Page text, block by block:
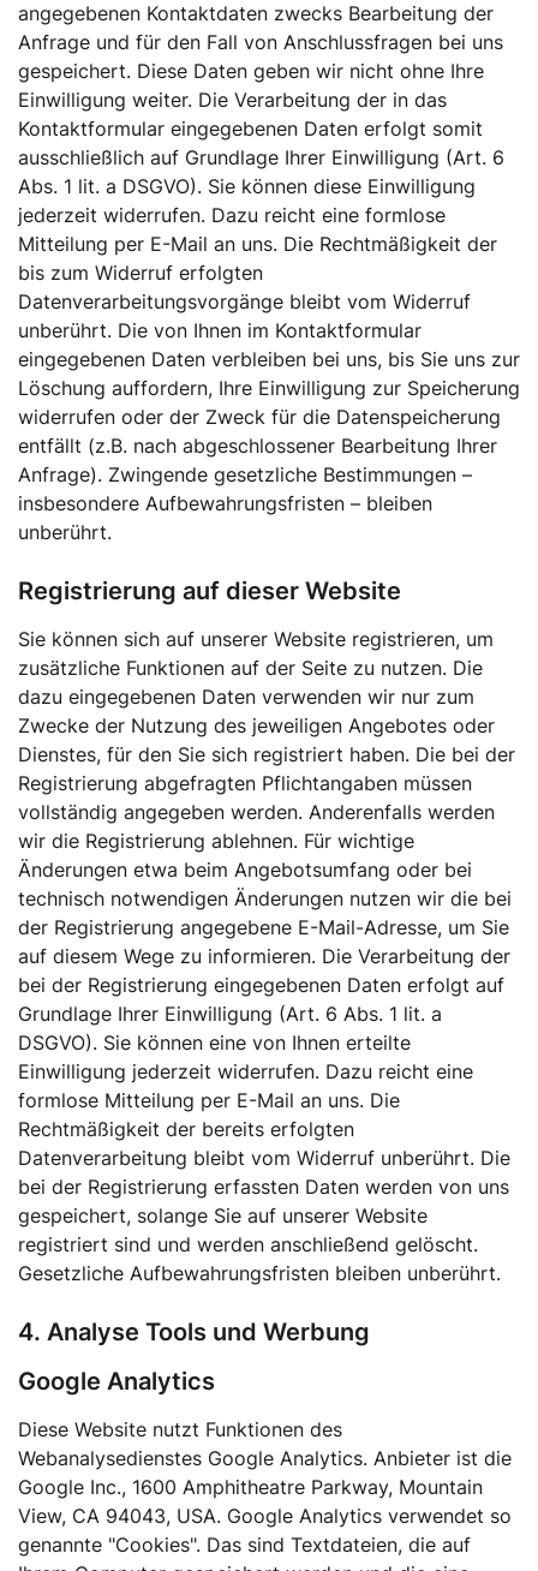
angegebenen Kontaktdaten zwecks Bearbeitung der
Anfrage und für den Fall von Anschlussfragen bei uns
gespeichert. Diese Daten geben wir nicht ohne Ihre
Einwilligung weiter. Die Verarbeitung der in das
Kontaktformular eingegebenen Daten erfolgt somit
ausschließlich auf Grundlage Ihrer Einwilligung (Art. 6
Abs. 1 lit. a DSGVO). Sie können diese Einwilligung
jederzeit widerrufen. Dazu reicht eine formlose
Mitteilung per E-Mail an uns. Die Rechtmäßigkeit der
bis zum Widerruf erfolgten
Datenverarbeitungsvorgänge bleibt vom Widerruf
unberührt. Die von Ihnen im Kontaktformular
eingegebenen Daten verbleiben bei uns, bis Sie uns zur
Löschung auffordern, Ihre Einwilligung zur Speicherung
widerrufen oder der Zweck für die Datenspeicherung
entfällt (z.B. nach abgeschlossener Bearbeitung Ihrer
Anfrage). Zwingende gesetzliche Bestimmungen –
insbesondere Aufbewahrungsfristen – bleiben
unberührt.
Registrierung auf dieser Website
Sie können sich auf unserer Website registrieren, um
zusätzliche Funktionen auf der Seite zu nutzen. Die
dazu eingegebenen Daten verwenden wir nur zum
Zwecke der Nutzung des jeweiligen Angebotes oder
Dienstes, für den Sie sich registriert haben. Die bei der
Registrierung abgefragten Pflichtangaben müssen
vollständig angegeben werden. Anderenfalls werden
wir die Registrierung ablehnen. Für wichtige
Änderungen etwa beim Angebotsumfang oder bei
technisch notwendigen Änderungen nutzen wir die bei
der Registrierung angegebene E-Mail-Adresse, um Sie
auf diesem Wege zu informieren. Die Verarbeitung der
bei der Registrierung eingegebenen Daten erfolgt auf
Grundlage Ihrer Einwilligung (Art. 6 Abs. 1 lit. a
DSGVO). Sie können eine von Ihnen erteilte
Einwilligung jederzeit widerrufen. Dazu reicht eine
formlose Mitteilung per E-Mail an uns. Die
Rechtmäßigkeit der bereits erfolgten
Datenverarbeitung bleibt vom Widerruf unberührt. Die
bei der Registrierung erfassten Daten werden von uns
gespeichert, solange Sie auf unserer Website
registriert sind und werden anschließend gelöscht.
Gesetzliche Aufbewahrungsfristen bleiben unberührt.
4. Analyse Tools und Werbung
Google Analytics
Diese Website nutzt Funktionen des
Webanalysedienstes Google Analytics. Anbieter ist die
Google Inc., 1600 Amphitheatre Parkway, Mountain
View, CA 94043, USA. Google Analytics verwendet so
genannte "Cookies". Das sind Textdateien, die auf